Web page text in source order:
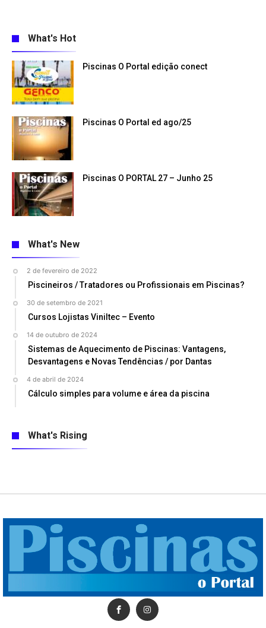
What's Hot
Piscinas O Portal edição conect
Piscinas O Portal ed ago/25
Piscinas O PORTAL 27 – Junho 25
What's New
2 de fevereiro de 2022
Piscineiros / Tratadores ou Profissionais em Piscinas?
30 de setembro de 2021
Cursos Lojistas Viniltec – Evento
14 de outubro de 2024
Sistemas de Aquecimento de Piscinas: Vantagens,
Desvantagens e Novas Tendências / por Dantas
4 de abril de 2024
Cálculo simples para volume e área da piscina
What's Rising